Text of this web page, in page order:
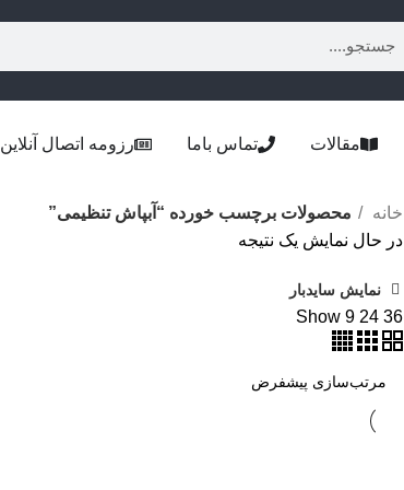
مقالات تماس باما رزومه اتصال آنلاین
خانه
محصولات برچسب خورده “آبپاش تنظیمی”
در حال نمایش یک نتیجه
نمایش سایدبار
Show 9 24 36